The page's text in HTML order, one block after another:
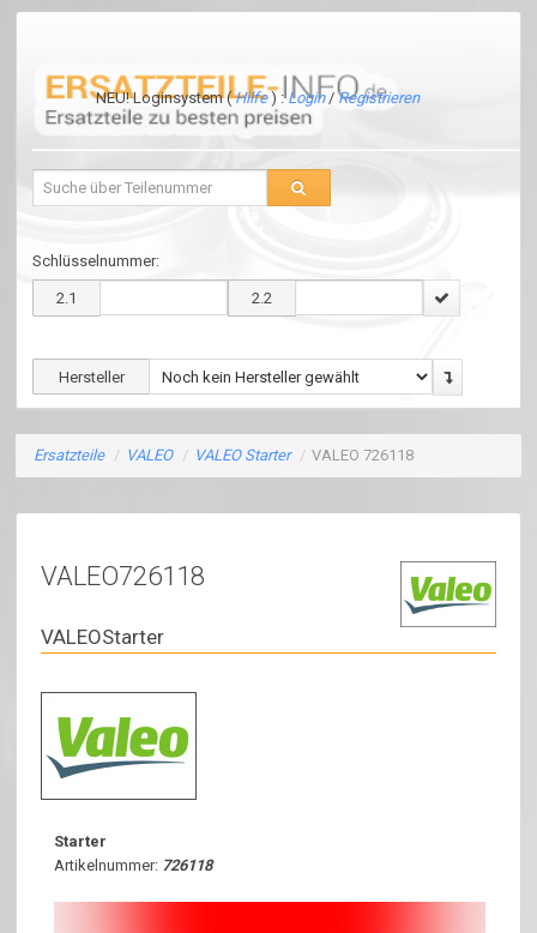
NEU! Loginsystem (Hilfe) :Login/Registrieren
Schlüsselnummer:
2.1 2.2
Hersteller
Ersatzteile / VALEO / VALEO Starter / VALEO 726118
VALEO726118
VALEOStarter
Starter
Artikelnummer: 726118